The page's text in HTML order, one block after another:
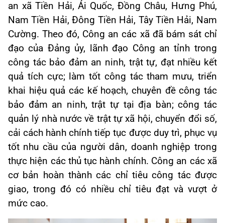
an xã Tiền Hải, Ái Quốc, Đồng Châu, Hưng Phú,
Nam Tiền Hải, Đông Tiền Hải, Tây Tiền Hải, Nam
Cường. Theo đó, Công an các xã đã bám sát chỉ
đạo của Đảng ủy, lãnh đạo Công an tỉnh trong
công tác bảo đảm an ninh, trật tự, đạt nhiều kết
quả tích cực; làm tốt công tác tham mưu, triển
khai hiệu quả các kế hoạch, chuyên đề công tác
bảo đảm an ninh, trật tự tại địa bàn; công tác
quản lý nhà nước về trật tự xã hội, chuyển đổi số,
cải cách hành chính tiếp tục được duy trì, phục vụ
tốt nhu cầu của người dân, doanh nghiệp trong
thực hiện các thủ tục hành chính. Công an các xã
cơ bản hoàn thành các chỉ tiêu công tác được
giao, trong đó có nhiều chỉ tiêu đạt và vượt ở
mức cao.